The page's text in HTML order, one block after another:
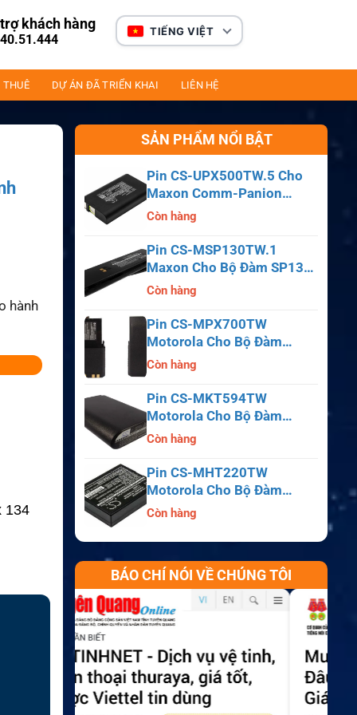
khách hàng TIẾNG VIỆT
THUÊ DỰ ÁN ĐÃ TRIỂN KHAI LIÊN HỆ
hành
134
SẢN PHẨM NỔI BẬT
Pin CS-UPX500TW.5 Cho
Maxon Comm-Panion
CP0150, CP0511, CP0515
Còn hàng
Pin CS-MSP130TW.1
Maxon Cho Bộ Đàm SP130,
SP140, SP150, SL55
Còn hàng
Pin CS-MPX700TW
Motorola Cho Bộ Đàm
APX6000, APX7000,
APX8000, SRX2200
Còn hàng
Pin CS-MKT594TW
Motorola Cho Bộ Đàm
Astro Saber, MX1000,
Còn hàng
Pin CS-MHT220TW
Motorola Cho Bộ Đàm
MT700, HT210, HT220,
Còn hàng
BÁO CHÍ NÓI VỀ CHÚNG TÔI